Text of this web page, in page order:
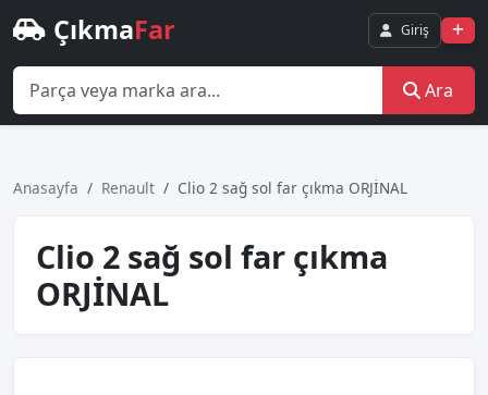
ÇıkmaFar Giriş
Ara
Anasayfa Renault Clio 2 sağ sol far çıkma ORJİNAL
Clio 2 sağ sol far çıkma
ORJİNAL